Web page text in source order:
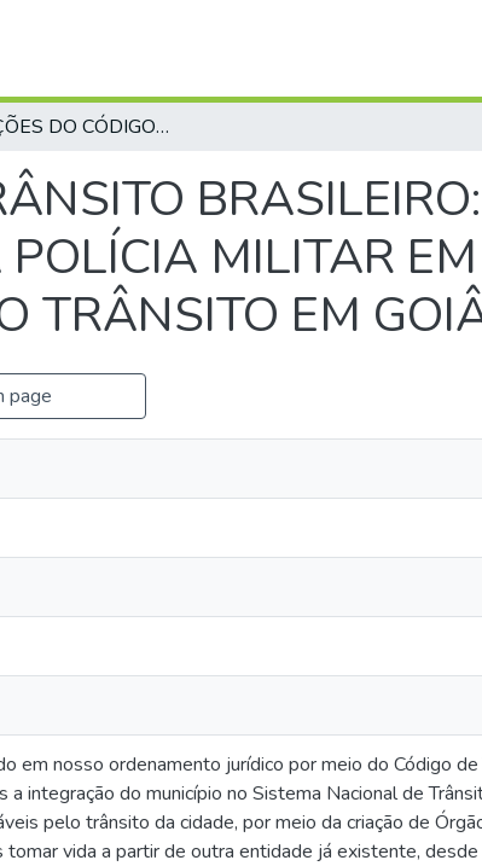
INOVAÇÕES DO CÓDIGO DE TRÂNSITO BRASILEIRO: A SOMADA A PARTICIPAÇÃO DA POLÍCIA MILITAR EM OCORRÊNCIAS ENVOLVENDO O TRÂNSITO EM GOIÂNIA
MILITAR EM
TRÂNSITO EM
page
em nosso ordenamento jurídico por meio do Código
integração do município no Sistema Nacional de
pelo trânsito da cidade, por meio da criação de
vida a partir de outra entidade já existente, desde